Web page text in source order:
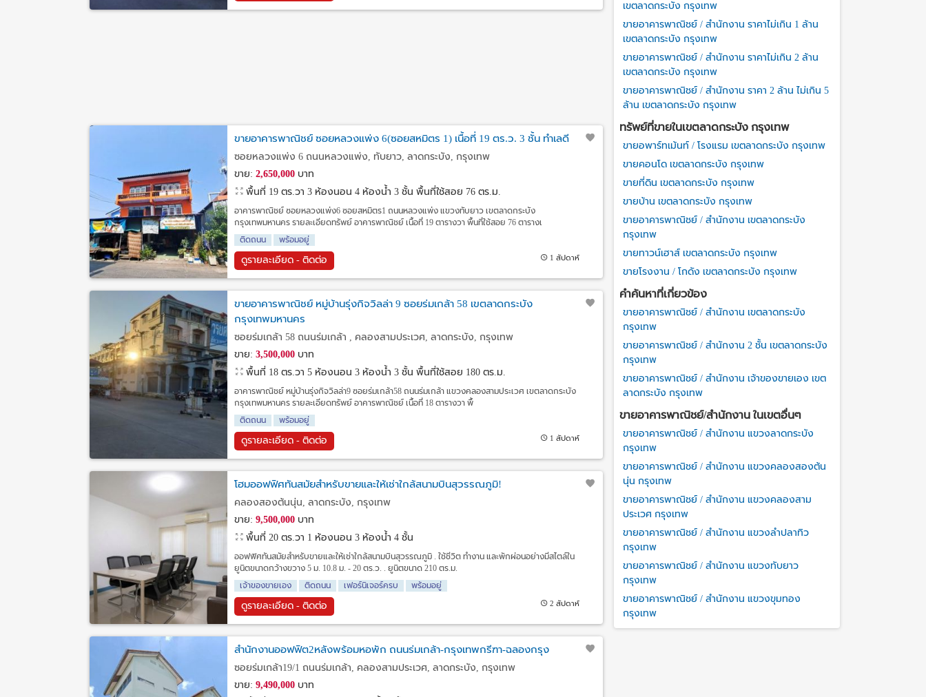
ขายอาคารพาณิชย์ ซอยหลวงแพ่ง 6(ซอยสหมิตร 1) เนื้อที่ 19 ตร.ว. 3 ชั้น ทำเลดี
ซอยหลวงแพ่ง 6 ถนนหลวงแพ่ง, ทับยาว, ลาดกระบัง, กรุงเทพ
ขาย: 2,650,000 บาท
พื้นที่ 19 ตร.วา 3 ห้องนอน 4 ห้องน้ำ 3 ชั้น พื้นที่ใช้สอย 76 ตร.ม.
อาคารพาณิชย์ ซอยหลวงแพ่ง6 ซอยสหมิตร1 ถนนหลวงแพ่ง แขวงทับยาว เขตลาดกระบัง
กรุงเทพมหานคร รายละเอียดทรัพย์ อาคารพาณิชย์ เนื้อที่ 19 ตารางวา พื้นที่ใช้สอย 76 ตารางเ
ติดถนน
พร้อมอยู่
ดูรายละเอียด - ติดต่อ 1 สัปดาห์
ขายอาคารพาณิชย์ หมู่บ้านรุ่งกิจวิลล่า 9 ซอยร่มเกล้า 58 เขตลาดกระบัง
กรุงเทพมหานคร
ซอยร่มเกล้า 58 ถนนร่มเกล้า , คลองสามประเวศ, ลาดกระบัง, กรุงเทพ
ขาย: 3,500,000 บาท
พื้นที่ 18 ตร.วา 5 ห้องนอน 3 ห้องน้ำ 3 ชั้น พื้นที่ใช้สอย 180 ตร.ม.
อาคารพาณิชย์ หมู่บ้านรุ่งกิจวิลล่า9 ซอยร่มเกล้า58 ถนนร่มเกล้า แขวงคลองสามประเวศ เขตลาดกระบัง
กรุงเทพมหานคร รายละเอียดทรัพย์ อาคารพาณิชย์ เนื้อที่ 18 ตารางวา พื้
ติดถนน
พร้อมอยู่
ดูรายละเอียด - ติดต่อ 1 สัปดาห์
โฮมออฟฟิศทันสมัยสำหรับขายและให้เช่าใกล้สนามบินสุวรรณภูมิ!
คลองสองต้นนุ่น, ลาดกระบัง, กรุงเทพ
ขาย: 9,500,000 บาท
พื้นที่ 20 ตร.วา 1 ห้องนอน 3 ห้องน้ำ 4 ชั้น
ออฟฟิศทันสมัยสำหรับขายและให้เช่าใกล้สนามบินสุวรรณภูมิ . ใช้ชีวิต ทำงาน และพักผ่อนอย่างมีสไตล์ใน
ยูนิตขนาดกว้างขวาง 5 ม. 10.8 ม. - 20 ตร.ว. . ยูนิตขนาด 210 ตร.ม.
เจ้าของขายเอง
ติดถนน เฟอร์นิเจอร์ครบ พร้อมอยู่
ดูรายละเอียด - ติดต่อ 2 สัปดาห์
สำนักงานออฟฟิต2หลังพร้อมหอพัก ถนนร่มเกล้า-กรุงเทพกรีฑา-ฉลองกรุง
ซอยร่มเกล้า19/1 ถนนร่มเกล้า, คลองสามประเวศ, ลาดกระบัง, กรุงเทพ
ขาย: 9,490,000 บาท
เขตลาดกระบัง กรุงเทพ
ขายอาคารพาณิชย์ / สำนักงาน ราคาไม่เกิน 1 ล้าน
เขตลาดกระบัง กรุงเทพ
ขายอาคารพาณิชย์ / สำนักงาน ราคาไม่เกิน 2 ล้าน
เขตลาดกระบัง กรุงเทพ
ขายอาคารพาณิชย์ / สำนักงาน ราคา 2 ล้าน ไม่เกิน 5
ล้าน เขตลาดกระบัง กรุงเทพ
ทรัพย์ที่ขายในเขตลาดกระบัง กรุงเทพ
ขายอพาร์ทเม้นท์ / โรงแรม เขตลาดกระบัง กรุงเทพ
ขายคอนโด เขตลาดกระบัง กรุงเทพ
ขายที่ดิน เขตลาดกระบัง กรุงเทพ
ขายบ้าน เขตลาดกระบัง กรุงเทพ
ขายอาคารพาณิชย์ / สำนักงาน เขตลาดกระบัง
กรุงเทพ
ขายทาวน์เฮาส์ เขตลาดกระบัง กรุงเทพ
ขายโรงงาน / โกดัง เขตลาดกระบัง กรุงเทพ
คำค้นหาที่เกี่ยวข้อง
ขายอาคารพาณิชย์ / สำนักงาน เขตลาดกระบัง
กรุงเทพ
ขายอาคารพาณิชย์ / สำนักงาน 2 ชั้น เขตลาดกระบัง
กรุงเทพ
ขายอาคารพาณิชย์ / สำนักงาน เจ้าของขายเอง เขต
ลาดกระบัง กรุงเทพ
ขายอาคารพาณิชย์/สำนักงาน ในเขตอื่นๆ
ขายอาคารพาณิชย์ / สำนักงาน แขวงลาดกระบัง
กรุงเทพ
ขายอาคารพาณิชย์ / สำนักงาน แขวงคลองสองต้น
นุ่น กรุงเทพ
ขายอาคารพาณิชย์ / สำนักงาน แขวงคลองสาม
ประเวศ กรุงเทพ
ขายอาคารพาณิชย์ / สำนักงาน แขวงลำปลาทิว
กรุงเทพ
ขายอาคารพาณิชย์ / สำนักงาน แขวงทับยาว
กรุงเทพ
ขายอาคารพาณิชย์ / สำนักงาน แขวงขุมทอง
กรุงเทพ